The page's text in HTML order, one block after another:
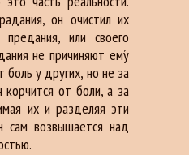
он очистил их
или своего
не причиняют ему́
боль у других, но не за
от боли, а за
их и разделяя эти
сам возвышается над